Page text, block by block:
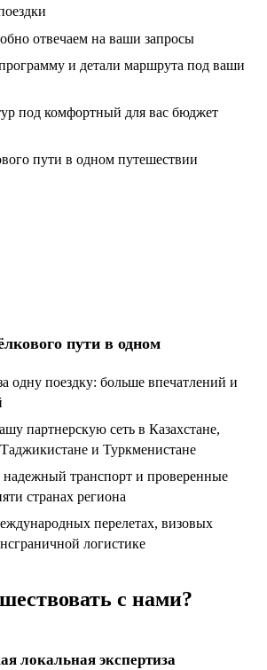
отвечаем на ваши запросы
и детали маршрута под ваши
под комфортный для вас бюджет
пути в одном
одну поездку: больше впечатлений и
партнерскую сеть в Казахстане,
и Туркменистане
транспорт и проверенные
странах региона
перелетах, визовых
логистике
с нами?
локальная экспертиза